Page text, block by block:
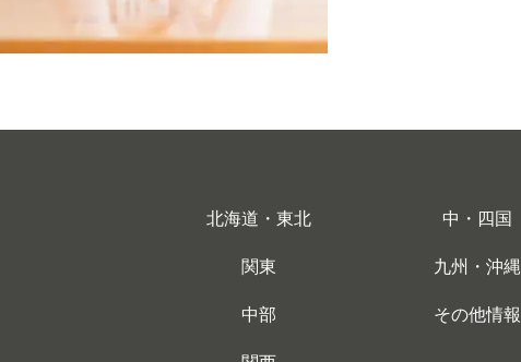
北海道・東北 中・四国
関東 九州・沖縄
中部 その他情報